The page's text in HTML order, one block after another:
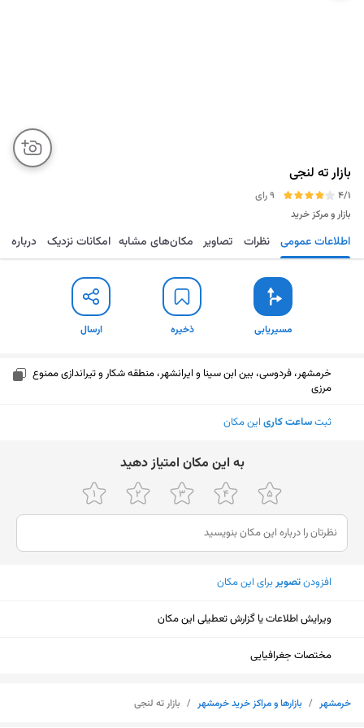
بازار ته لنجی
4/1
9 رای
بازار و مرکز خرید
مسیریابی ذخیره ارسال اطلاعات عمومی نظرات تصاویر مکان‌های مشابه امکانات نزدیک درباره
مسیریابی ذخیره ارسال
خرمشهر، فردوسی، بین ابن سینا و ایرانشهر، منطقه شکار و تیراندازی ممنوع
مرزی
ثبتساعت کاری این مکان
ﺑﻪ اﯾﻦ ﻣﮑﺎن اﻣﺘﯿﺎز دﻫﯿﺪ
افزودنتصویربرای این مکان
ویرایش اطلاعات یا گزارش تعطیلی این مکان
مختصات جغرافیایی
خرمشهر / بازارها و مراکز خرید خرمشهر / بازار ته لنجی